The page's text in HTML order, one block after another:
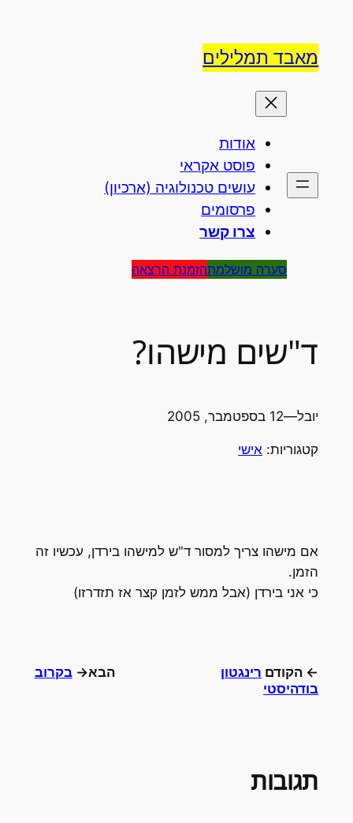
מאבד תמלילים
אודות
פוסט אקראי
עושים טכנולוגיה (ארכיון)
פרסומים
צרו קשר
סערה מושלמתהזמנת הרצאה
ד"שים מישהו?
יובל—12 בספטמבר, 2005
קטגוריות: אישי
אם מישהו צריך למסור ד"ש למישהו בירדן, עכשיו זה
הזמן.
כי אני בירדן (אבל ממש לזמן קצר אז תזדרזו)
← הקודם רינגטון
בודהיסטי
הבא→ בקרוב
תגובות